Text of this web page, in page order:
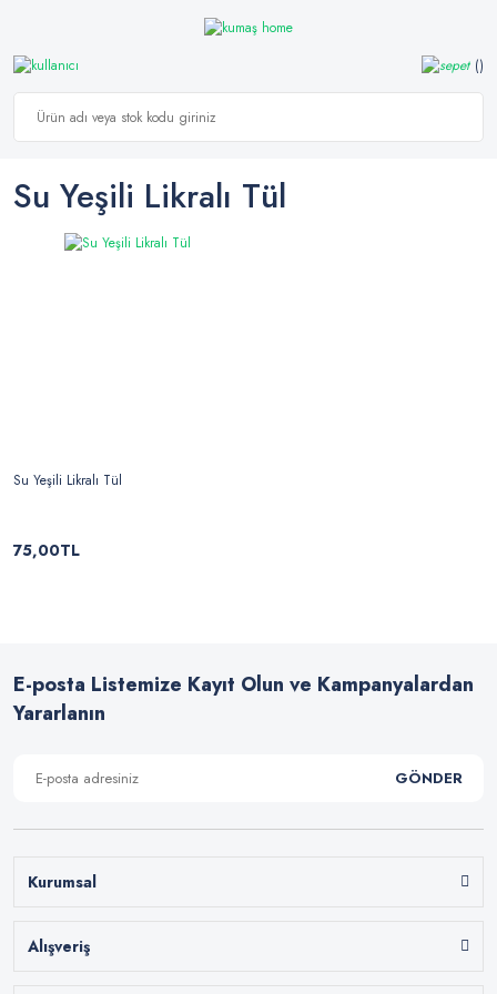
Su Yeşili Likralı Tül
Su Yeşili Likralı Tül
75,00TL
E-posta Listemize Kayıt Olun ve Kampanyalardan
Yararlanın
GÖNDER
Kurumsal
Alışveriş